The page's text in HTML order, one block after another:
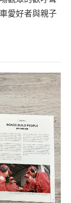
愛好者與親子